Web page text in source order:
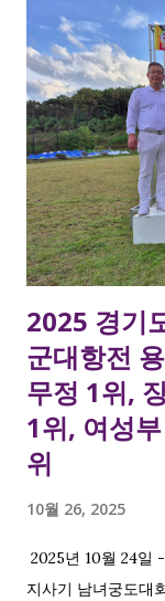
2025 경기
군대항전
무정 1위,
1위, 여성
위
10월 26, 2025
2025년 10월 24일
지사기 남녀궁도대